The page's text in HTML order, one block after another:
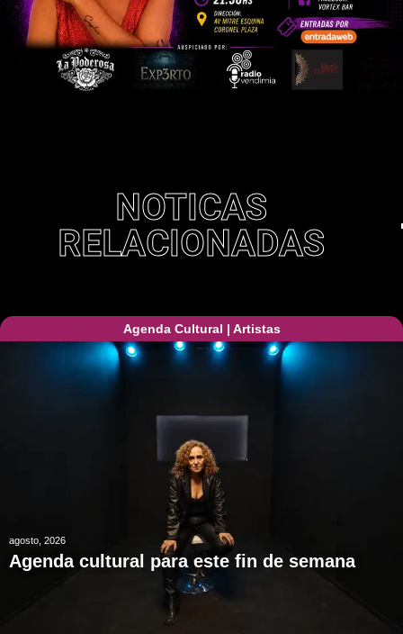
NOTICAS
RELACIONADAS
Agenda Cultural | Artistas
agosto, 2026
Agenda cultural para este fin de semana